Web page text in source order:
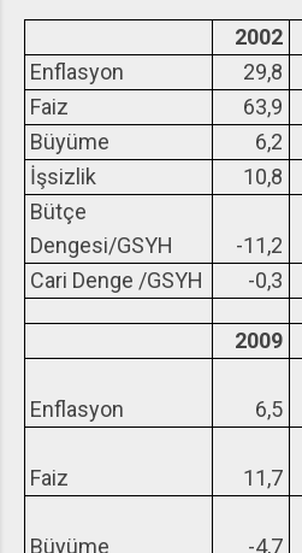
2002
Enflasyon
29,8
Faiz
63,9
Büyüme
6,2
İşsizlik
10,8
Bütçe
Dengesi/GSYH
-11,2
Cari Denge /GSYH
-0,3
2009
Enflasyon 6,5
Faiz 11,7
Büyüme -4,7